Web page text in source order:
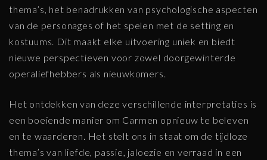
thema’s, het benadrukken van psychologische aspecten
van de personages of het spelen met de setting en
kostuums. Dit maakt elke uitvoering uniek en biedt
nieuwe perspectieven voor zowel doorgewinterde
operaliefhebbers als nieuwkomers.
Het ontdekken van deze verschillende interpretaties is
een boeiende manier om Carmen opnieuw te beleven
en te waarderen. Het stelt ons in staat om de tijdloze
thema’s van liefde, passie, jaloezie en verraad in een